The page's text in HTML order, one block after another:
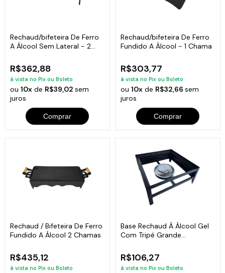
Rechaud/bifeteira De Ferro
A Álcool Sem Lateral - 2
R$362,88
à vista no Pix ou Boleto
ou10x de R$39,02sem
juros
Comprar
Rechaud/bifeteira De Ferro
Fundido A Álcool - 1 Chama
R$303,77
à vista no Pix ou Boleto
ou 10xde R$32,66 sem
juros
Comprar
Rechaud / Bifeteira De Ferro
Fundido A Álcool 2 Chamas
R$435,12
à vista no Pix ou Boleto
Base Rechaud À Álcool Gel
Com Tripé Grande
R$106,27
à vista no Pix ou Boleto